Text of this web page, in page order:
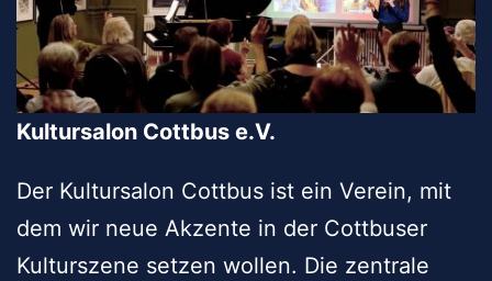
Kultursalon Cottbus e.V.
Der Kultursalon Cottbus ist ein Verein, mit
dem wir neue Akzente in der Cottbuser
Kulturszene setzen wollen. Die zentrale